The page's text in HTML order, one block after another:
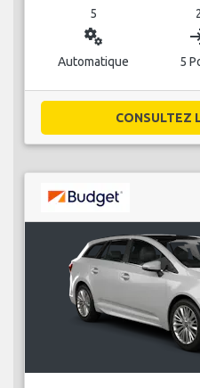
5
miscellaneous_services
Automatique 5
CONSULTEZ